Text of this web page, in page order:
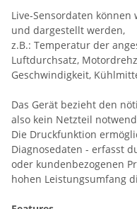
Live-Sensordaten
und dargestellt werden,
z.B.: Temperatur der
Luftdurchsatz,
Geschwindigkeit,
Das Gerät bezieht den
also kein Netzteil
Die Druckfunktion
Diagnosedaten - erfasst
oder kundenbezogenen
hohen Leistungsumfang